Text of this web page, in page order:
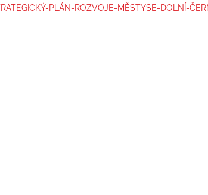
PLÁN-ROZVOJE-MĚSTYSE-DOLNÍ-